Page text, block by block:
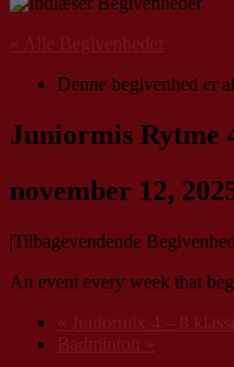
Denne begivenhed er
Juniormis Rytme
november 12,
|Tilbagevendende Begivenhed
An event every week that